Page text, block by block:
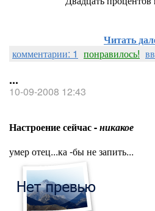
Читать
комментарии: 1 понравилось!
...
10-09-2008 12:43
Настроение сейчас -никакое
умер отец...ка -бы не запить...